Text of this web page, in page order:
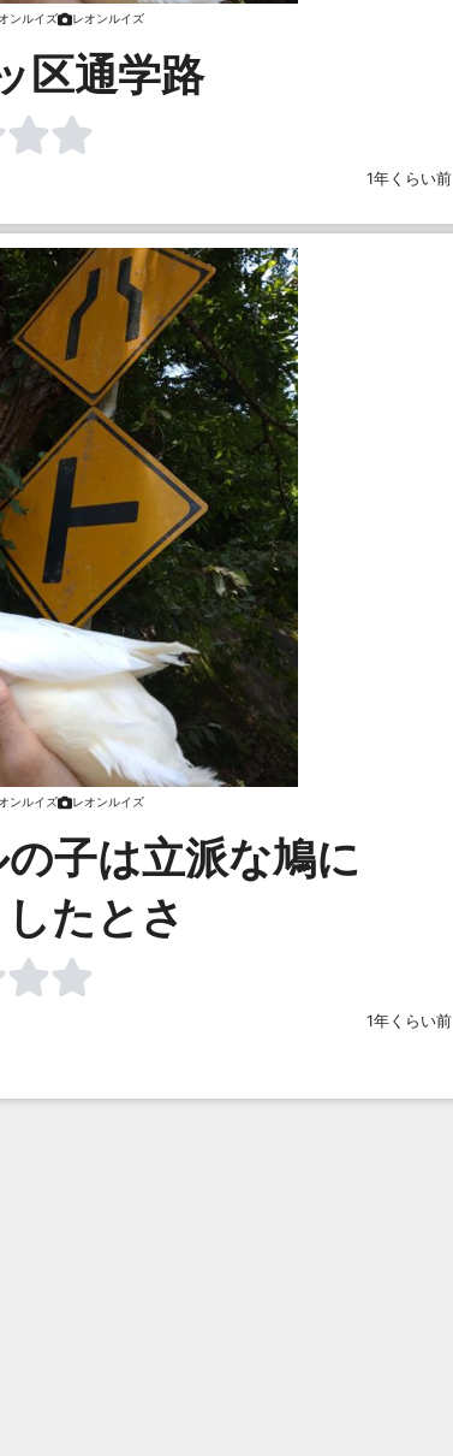
ンルイズ レオンルイズ
区通学路
1年くらい前
ンルイズ レオンルイズ
子は立派な鳩に
たとさ
1年くらい前